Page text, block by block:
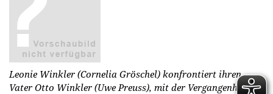
Leonie Winkler (Cornelia Gröschel) konfrontiert ihren
Vater Otto Winkler (Uwe Preuss), mit der Vergangenheit